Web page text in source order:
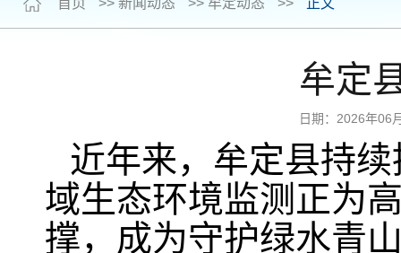
首页 >> 新闻动态 >> 牟定动态 >> 正文
牟定
日期：2026年
近年来，牟定县持
域生态环境监测正为
撑，成为守护绿水青